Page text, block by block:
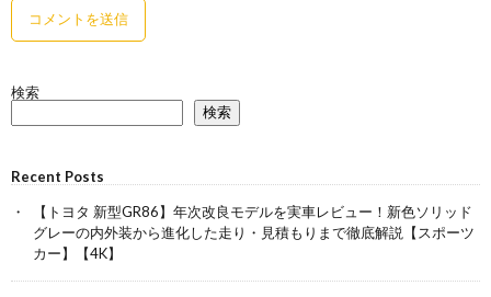
検索
検索
Recent Posts
【トヨタ 新型GR86】年次改良モデルを実車レビュー！新色ソリッド
グレーの内外装から進化した走り・見積もりまで徹底解説【スポーツ
カー】【4K】